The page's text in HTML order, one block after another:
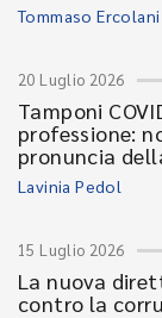
Tommaso Ercolani
20 Luglio 2026
Tamponi
professione:
pronuncia
Lavinia Pedol
15 Luglio 2026
La nuova
contro la